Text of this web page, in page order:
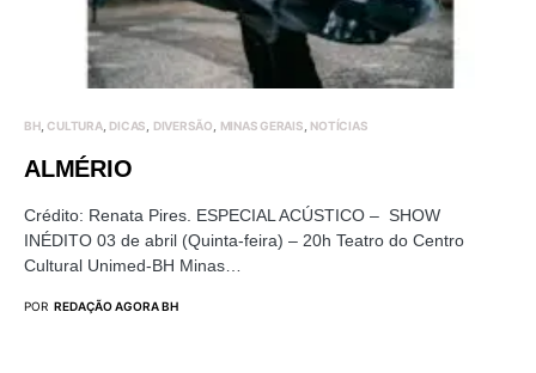
BH CULTURA DICAS DIVERSÃO MINAS GERAIS NOTÍCIAS
ALMÉRIO
Crédito: Renata Pires. ESPECIAL ACÚSTICO – SHOW
INÉDITO 03 de abril (Quinta-feira) – 20h Teatro do Centro
Cultural Unimed-BH Minas…
POR REDAÇÃO AGORA BH